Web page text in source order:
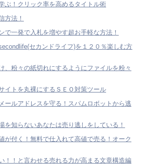
ぶ！クリック率を高めるタイトル術
方法！
で一発で入札を増やす超お手軽な方法！
セカンドライフ)を１２０％楽しむ方
、粉々の紙切れにするようにファイルを粉々
イトを丸裸にするＳＥＯ対策ツール
ールアドレスを守る！スパムロボットから逃
を知らないあなたは売り逃しをしている！
が付く！無料で仕入れて高値で売る！オーク
！！と言わせる売れる力が高まる文章構造編